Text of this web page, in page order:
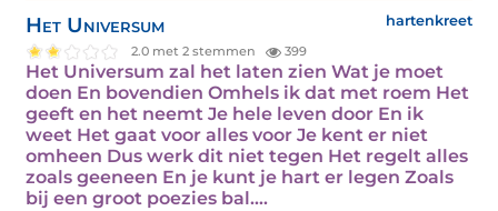
Het Universum hartenkreet
2.0 met 2 stemmen 399
Het Universum zal het laten zien Wat je moet
doen En bovendien Omhels ik dat met roem Het
geeft en het neemt Je hele leven door En ik
weet Het gaat voor alles voor Je kent er niet
omheen Dus werk dit niet tegen Het regelt alles
zoals geeneen En je kunt je hart er legen Zoals
bij een groot poezies bal.…